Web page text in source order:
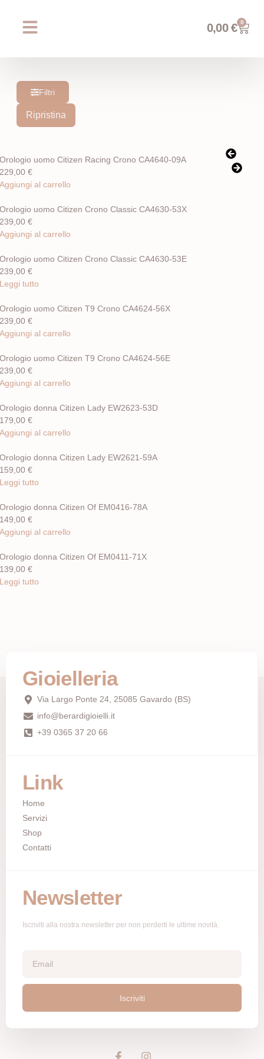
0,00€ 0
Filtri
Ripristina
Orologio uomo Citizen Racing Crono CA4640-09A
229,00 €
Aggiungi al carrello
Orologio uomo Citizen Crono Classic CA4630-53X
239,00 €
Aggiungi al carrello
Orologio uomo Citizen Crono Classic CA4630-53E
239,00 €
Leggi tutto
Orologio uomo Citizen T9 Crono CA4624-56X
239,00 €
Aggiungi al carrello
Orologio uomo Citizen T9 Crono CA4624-56E
239,00 €
Aggiungi al carrello
Orologio donna Citizen Lady EW2623-53D
179,00 €
Aggiungi al carrello
Orologio donna Citizen Lady EW2621-59A
159,00 €
Leggi tutto
Orologio donna Citizen Of EM0416-78A
149,00 €
Aggiungi al carrello
Orologio donna Citizen Of EM0411-71X
139,00 €
Leggi tutto
Gioielleria
Via Largo Ponte 24, 25085 Gavardo (BS)
info@berardigioielli.it
+39 0365 37 20 66
Link
Home
Servizi
Shop
Contatti
Newsletter
Iscriviti alla nostra newsletter per non perderti le ultime novità.
Iscriviti